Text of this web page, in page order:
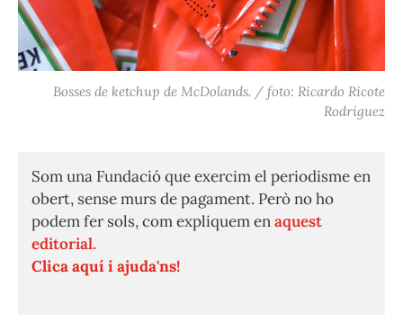
Bosses de ketchup de McDolands. / foto: Ricardo Ricote
Rodríguez
Som una Fundació que exercim el periodisme en
obert, sense murs de pagament. Però no ho
podem fer sols, com expliquem enaquest
editorial.
Clica aquí i ajuda'ns!